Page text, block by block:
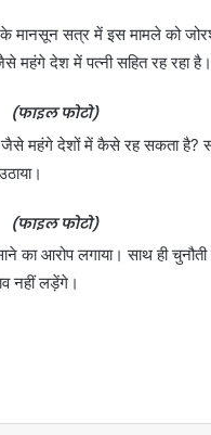
मानसून सत्र में इस मामले को
महंगे देश में पत्नी सहित रह रहा है।
(फाइल फोटो)
जैसे महंगे देशों में कैसे रह सकता है?
(फाइल फोटो)
आरोप लगाया। साथ ही चुनौती
नहीं लड़ेंगे।